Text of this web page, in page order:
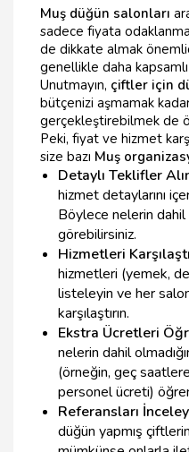
Muş düğün salonları
sadece fiyata
de dikkate almak
genellikle daha
Unutmayın, çiftler için
bütçenizi aşmamak
gerçekleştirebilmek de
Peki, fiyat ve hizmet
size bazı Muş
Detaylı Teklifler
hizmet detaylarını
Böylece nelerin
görebilirsiniz.
Hizmetleri
hizmetleri (yemek,
listeleyin ve her
karşılaştırın.
Ekstra Ücretleri
nelerin dahil
(örneğin, geç
personel ücreti)
Referansları
düğün yapmış